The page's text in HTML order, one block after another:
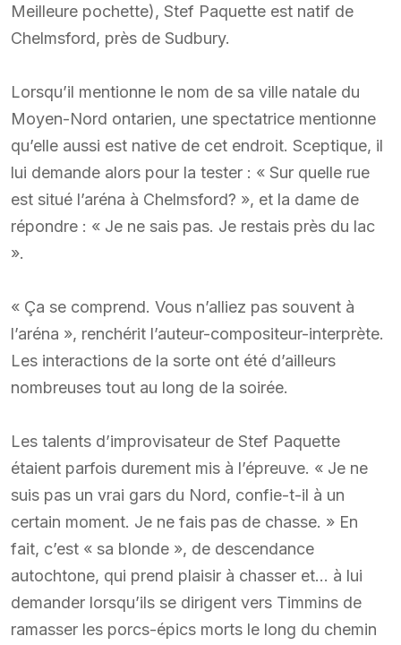
Meilleure pochette), Stef Paquette est natif de
Chelmsford, près de Sudbury.
Lorsqu’il mentionne le nom de sa ville natale du
Moyen-Nord ontarien, une spectatrice mentionne
qu’elle aussi est native de cet endroit. Sceptique, il
lui demande alors pour la tester : « Sur quelle rue
est situé l’aréna à Chelmsford? », et la dame de
répondre : « Je ne sais pas. Je restais près du lac
».
« Ça se comprend. Vous n’alliez pas souvent à
l’aréna », renchérit l’auteur-compositeur-interprète.
Les interactions de la sorte ont été d’ailleurs
nombreuses tout au long de la soirée.
Les talents d’improvisateur de Stef Paquette
étaient parfois durement mis à l’épreuve. « Je ne
suis pas un vrai gars du Nord, confie-t-il à un
certain moment. Je ne fais pas de chasse. » En
fait, c’est « sa blonde », de descendance
autochtone, qui prend plaisir à chasser et… à lui
demander lorsqu’ils se dirigent vers Timmins de
ramasser les porcs-épics morts le long du chemin